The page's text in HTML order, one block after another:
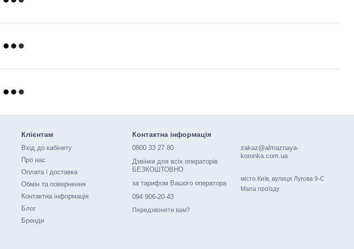
Клієнтам
Вхід до кабінету
Про нас
Оплата і доставка
Обмін та повернення
Контактна інформація
Блог
Бренди
Контактна інформація
0800 33 27 80
Дзвінки для всіх операторів
БЕЗКОШТОВНО
за тарифом Вашого оператора
094 906-20-43
Передзвонити вам?
zakaz@almaznaya-
koronka.com.ua
місто Київ, вулиця Лугова 9-С
Мапа проїзду